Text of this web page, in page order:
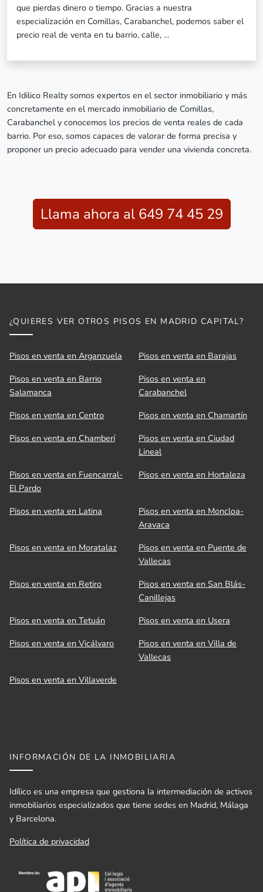
que pierdas dinero o tiempo. Gracias a nuestra
especialización en Comillas, Carabanchel, podemos saber el
precio real de venta en tu barrio, calle, ...
En Idilico Realty somos expertos en el sector inmobiliario y más
concretamente en el mercado inmobiliario de Comillas,
Carabanchel y conocemos los precios de venta reales de cada
barrio. Por eso, somos capaces de valorar de forma precisa y
proponer un precio adecuado para vender una vivienda concreta.
Llama ahora al 649 74 45 29
¿QUIERES VER OTROS PISOS EN MADRID CAPITAL?
Pisos en venta en Arganzuela
Pisos en venta en Barajas
Pisos en venta en Barrio
Salamanca
Pisos en venta en
Carabanchel
Pisos en venta en Centro
Pisos en venta en Chamartín
Pisos en venta en Chamberí
Pisos en venta en Ciudad
Lineal
Pisos en venta en Fuencarral-
El Pardo
Pisos en venta en Hortaleza
Pisos en venta en Latina
Pisos en venta en Moncloa-
Aravaca
Pisos en venta en Moratalaz
Pisos en venta en Puente de
Vallecas
Pisos en venta en Retiro
Pisos en venta en San Blás-
Canillejas
Pisos en venta en Tetuán
Pisos en venta en Usera
Pisos en venta en Vicálvaro
Pisos en venta en Villa de
Vallecas
Pisos en venta en Villaverde
INFORMACIÓN DE LA INMOBILIARIA
Idílico es una empresa que gestiona la intermediación de activos
inmobiliarios especializados que tiene sedes en Madrid, Málaga
y Barcelona.
Política de privacidad